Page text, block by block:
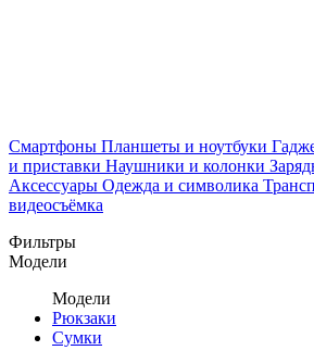
Смартфоны Планшеты и ноутбуки
и приставки Наушники и колонки
Аксессуары Одежда и символика
видеосъёмка
Фильтры
Модели
Модели
Рюкзаки
Сумки